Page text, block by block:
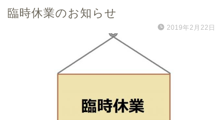
臨時休業のお知らせ
2019年2月22日